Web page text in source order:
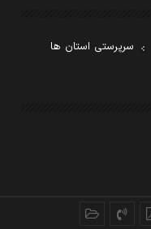
سرپرستی استان ها